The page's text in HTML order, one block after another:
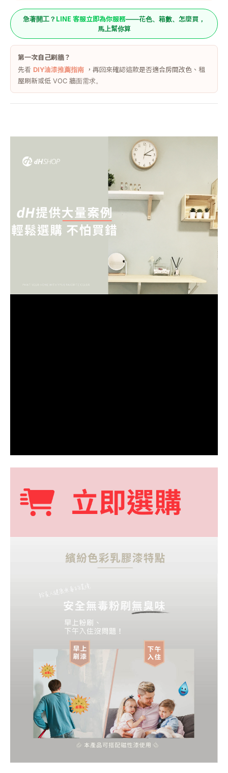
急著開工？ LINE 客服立即為你服務——花色、箱數、怎麼買，
馬上幫你算
第一次自己刷牆？
先看 DIY油漆推薦指南 ，再回來確認這款是否適合房間改色、租
屋刷新或低 VOC 牆面需求。